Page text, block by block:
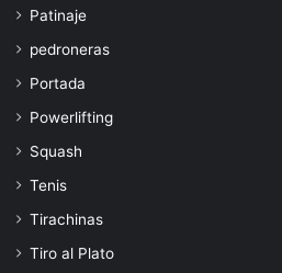
Patinaje
pedroneras
Portada
Powerlifting
Squash
Tenis
Tirachinas
Tiro al Plato